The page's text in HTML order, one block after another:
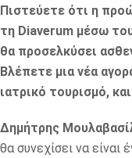
Πιστεύετε ότι η
τη Diaverum μέσω
θα προσελκύσει
Βλέπετε μια νέα
ιατρικό τουρισμό,
Δημήτρης
θα συνεχίσει να είναι